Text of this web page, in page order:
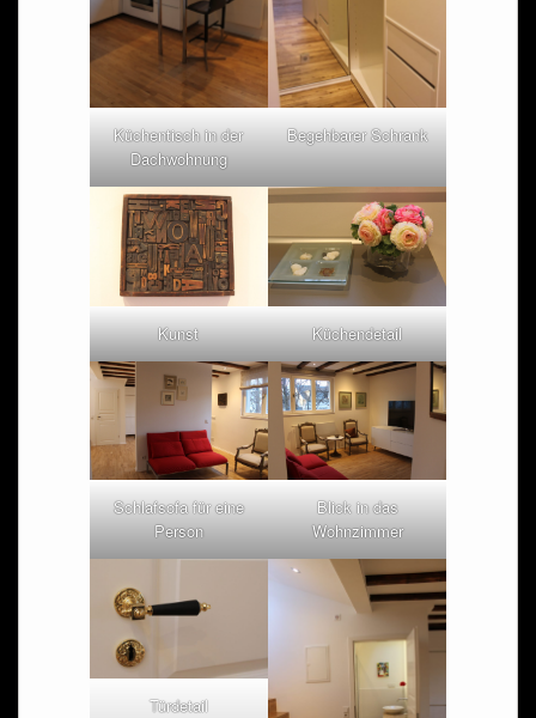
Küchentisch in der
Dachwohnung
Begehbarer Schrank
Kunst Küchendetail
Schlafsofa für eine
Person
Blick in das
Wohnzimmer
Türdetail